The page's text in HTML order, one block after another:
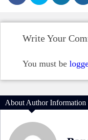
Write Your
You must be
About Author Information